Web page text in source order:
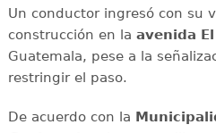
Un conductor ingresó con su
construcción en la avenida
Guatemala, pese a la
restringir el paso.
De acuerdo con la